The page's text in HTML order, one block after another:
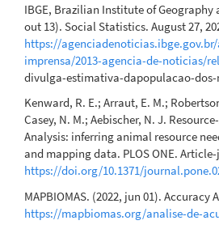
IBGE, Brazilian Institute of Geography
out 13). Social Statistics. August 27,
https://
imprensa/2013-agencia-de-noticias/
divulga-estimativa-dapopulacao-
Kenward, R. E.; Arraut, E. M.;
Casey, N. M.; Aebischer, N. J.
Analysis: inferring animal resource
and mapping data. PLOS ONE.
https://doi.org/10.1371/
MAPBIOMAS. (2022, jun 01). Accuracy
https://mapbiomas.org/analise-de-